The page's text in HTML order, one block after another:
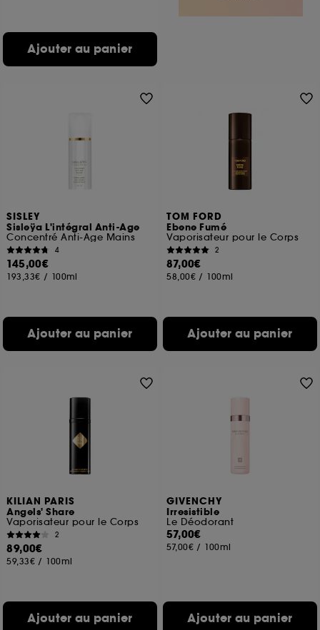
Ajouter au panier
SISLEY
Sisleÿa L'intégral Anti-Age
Concentré Anti-Age Mains
4
145,00€
193,33€ / 100ml
Ajouter au panier
TOM FORD
Ebene Fumé
Vaporisateur pour le Corps
2
87,00€
58,00€ / 100ml
Ajouter au panier
KILIAN PARIS
Angels' Share
Vaporisateur pour le Corps
2
89,00€
59,33€ / 100ml
Ajouter au panier
GIVENCHY
Irresistible
Le Déodorant
57,00€
57,00€ / 100ml
Ajouter au panier